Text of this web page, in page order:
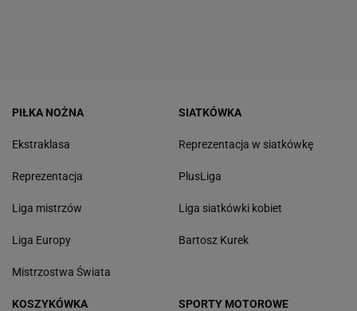
PIŁKA NOŻNA
Ekstraklasa
Reprezentacja
Liga mistrzów
Liga Europy
Mistrzostwa Świata
SIATKÓWKA
Reprezentacja w siatkówkę
PlusLiga
Liga siatkówki kobiet
Bartosz Kurek
KOSZYKÓWKA SPORTY MOTOROWE